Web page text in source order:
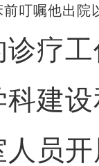
叮嘱他出院
疗工
建
员